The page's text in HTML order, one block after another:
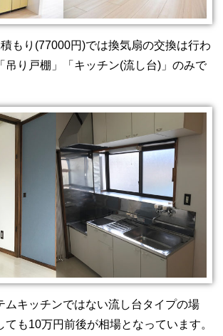
もり(77000円)では換気扇の交換は行わ
吊り戸棚」「キッチン(流し台)」のみで
ムキッチンではない流し台タイプの場
も10万円前後が相場となっています。